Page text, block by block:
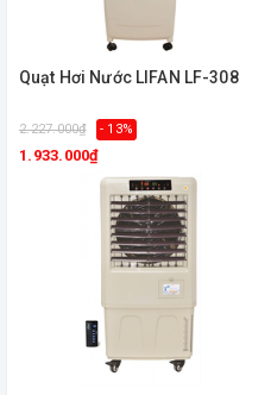
Quạt Hơi Nước LIFAN LF-308
2.227.000₫ - 13%
1.933.000₫